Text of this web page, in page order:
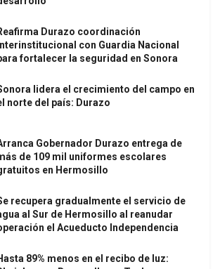
Durazo coordinación
con Guardia Nacional
fortalecer la seguridad en Sonora
lidera el crecimiento del campo en
norte del país: Durazo
Gobernador Durazo entrega de
de 109 mil uniformes escolares
en Hermosillo
recupera gradualmente el servicio de
al Sur de Hermosillo al reanudar
el Acueducto Independencia
89% menos en el recibo de luz: